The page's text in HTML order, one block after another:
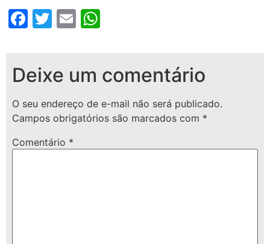
Facebook
Twitter
Email
Deixe um comentário
O seu endereço de e-mail não será publicado.
Campos obrigatórios são marcados com *
Comentário *